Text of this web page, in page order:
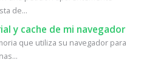
de...
y cache de mi navegador
que utiliza su navegador para